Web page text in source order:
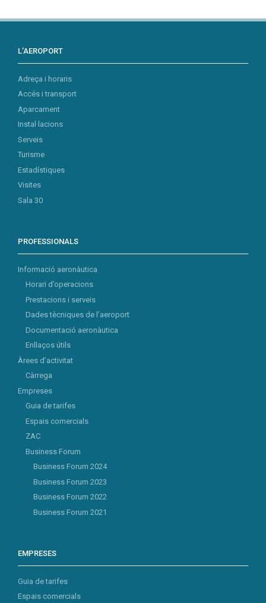
L’AEROPORT
Adreça i horaris
Accés i transport
Aparcament
Instal·lacions
Serveis
Turisme
Estadístiques
Visites
Sala 30
PROFESSIONALS
Informació aeronàutica
Horari d’operacions
Prestacions i serveis
Dades tècniques de l’aeroport
Documentació aeronàutica
Enllaços útils
Àrees d’activitat
Càrrega
Empreses
Guia de tarifes
Espais comercials
ZAC
Business Forum
Business Forum 2024
Business Forum 2023
Business Forum 2022
Business Forum 2021
EMPRESES
Guia de tarifes
Espais comercials